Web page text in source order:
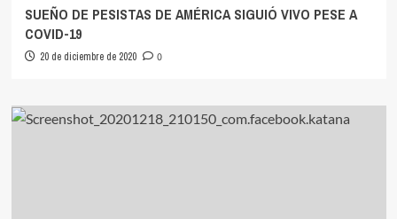
SUEÑO DE PESISTAS DE AMÉRICA SIGUIÓ VIVO PESE A
COVID-19
20 de diciembre de 2020 0